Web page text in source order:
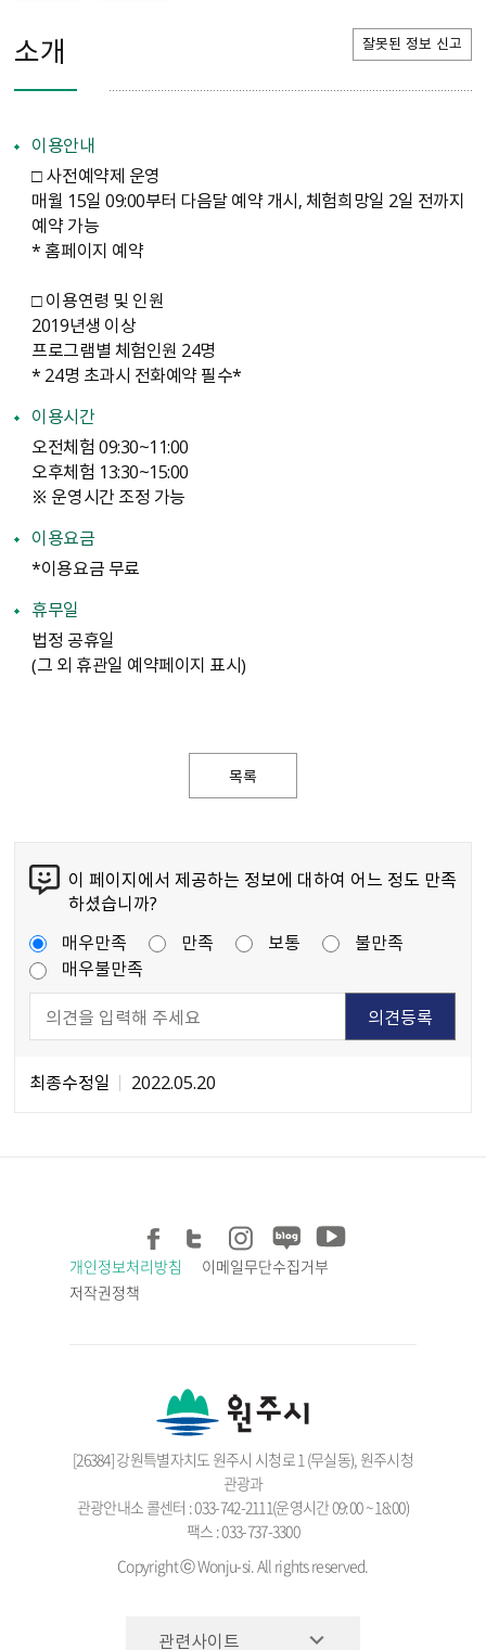
소개 잘못된 정보 신고
이용안내
□ 사전예약제 운영
매월 15일 09:00부터 다음달 예약 개시, 체험희망일 2일 전까지
예약 가능
* 홈페이지 예약
□ 이용연령 및 인원
2019년생 이상
프로그램별 체험인원 24명
* 24명 초과시 전화예약 필수*
이용시간
오전체험 09:30~11:00
오후체험 13:30~15:00
※ 운영시간 조정 가능
이용요금
*이용요금 무료
휴무일
법정 공휴일
（그 외 휴관일 예약페이지 표시）
목록
이 페이지에서 제공하는 정보에 대하여 어느 정도 만족
하셨습니까?
매우만족
만족 보통
불만족
매우불만족
최종수정일 2022.05.20
개인정보처리방침
이메일무단수집거부
저작권정책
[26384] 강원특별자치도 원주시 시청로 1 (무실동), 원주시청
관광과
관광안내소 콜센터 : 033-742-2111(운영시간 09:00 ~ 18:00)
팩스 : 033-737-3300
Copyright ⓒ Wonju-si. All rights reserved.
관련사이트